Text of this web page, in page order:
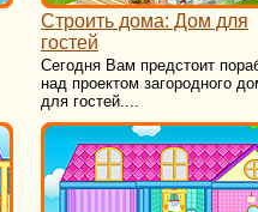
Строить дома: Дом для
гостей
Сегодня Вам предстоит
над проектом загородного
для гостей....